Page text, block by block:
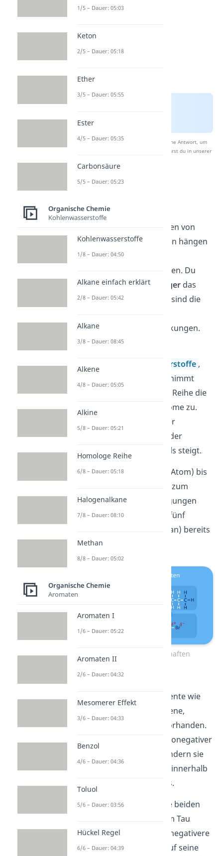
Nach Beantwortung speichern wir deine Antwort, um
Studyflix zu verbessern. Mehr dazu erfährst du in unserer
Eigenschaften
Physikalische Eigenschaften von
organischen Verbindungen hängen
unter anderem mit der
zusammen. Du
kannst dir merken: Je
länger das
Molekülist, desto größer sind die
vorhandenen Wechselwirkungen.
einfachsten
Kohlenwasserstoffe ,
, an. Bei ihnen nimmt
innerhalb der homologen Reihe die
Anzahl der Kohlenstoffatome zu.
Das hat zur Folge, dass der
Siedepunkt der Alkane in der
homologen Reihe ebenfalls steigt.
Die AlkaneMethan
(ein C-Atom) bis
Butan (vier C-Atome) sind zum
Beispiel bei Normalbedingungen
Gase, wohingegen sie ab fünf
Kohlenstoffatomen (Pentan) bereits
flüssig werden.
Physikalische Eigenschaften
auch Elemente wie
(O) und Halogene,
(Cl), vorhanden.
Da solche Elemente elektronegativer
als Kohlenstoff sind, verändern sie
innerhalb
des organischen Moleküls.
Stell es dir so vor, dass die beiden
Bindungspartner an einem Tau
ziehen, wobei das elektronegativere
Element das Tau besser auf seine
1/5 – Dauer: 05:03
Keton
2/5 – Dauer: 05:18
Ether
3/5 – Dauer: 05:55
Ester
4/5 – Dauer: 05:35
Carbonsäure
5/5 – Dauer: 05:23
Organische Chemie
Kohlenwasserstoffe
Kohlenwasserstoffe
1/8 – Dauer: 04:50
Alkane einfach erklärt
2/8 – Dauer: 05:42
Alkane
3/8 – Dauer: 08:45
Alkene
4/8 – Dauer: 05:05
Alkine
5/8 – Dauer: 05:21
Homologe Reihe
6/8 – Dauer: 05:18
Halogenalkane
7/8 – Dauer: 08:10
Methan
8/8 – Dauer: 05:02
Organische Chemie
Aromaten
Aromaten I
1/6 – Dauer: 05:22
Aromaten II
2/6 – Dauer: 04:32
Mesomerer Effekt
3/6 – Dauer: 04:33
Benzol
4/6 – Dauer: 04:36
Toluol
5/6 – Dauer: 03:56
Hückel Regel
6/6 – Dauer: 04:39